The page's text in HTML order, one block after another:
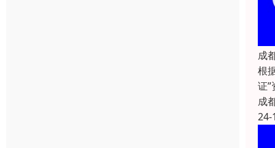
成
根
证
成
24-